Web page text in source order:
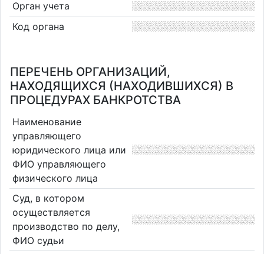
Орган учета
Код органа
ПЕРЕЧЕНЬ ОРГАНИЗАЦИЙ,
НАХОДЯЩИХСЯ (НАХОДИВШИХСЯ) В
ПРОЦЕДУРАХ БАНКРОТСТВА
Наименование
управляющего
юридического лица или
ФИО управляющего
физического лица
Суд, в котором
осуществляется
производство по делу,
ФИО судьи